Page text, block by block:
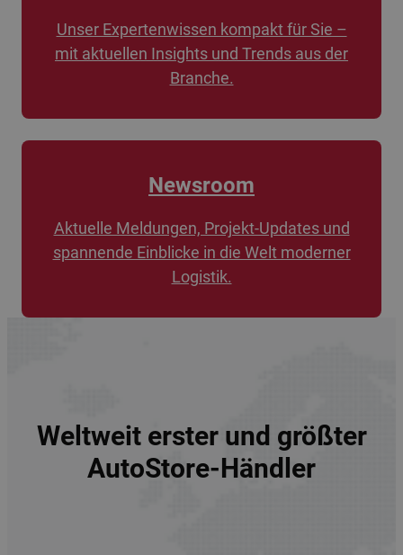
Unser Expertenwissen kompakt für Sie –
mit aktuellen Insights und Trends aus der
Branche.
Newsroom
Aktuelle Meldungen, Projekt-Updates und
spannende Einblicke in die Welt moderner
Logistik.
Weltweit erster und größter
AutoStore-Händler